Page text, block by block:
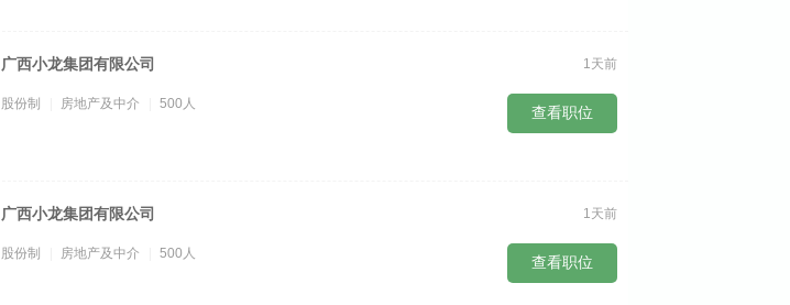
广西小龙集团有限公司
股份制 房地产及中介 500人
1天前
查看职位
广西小龙集团有限公司
股份制 房地产及中介 500人
1天前
查看职位